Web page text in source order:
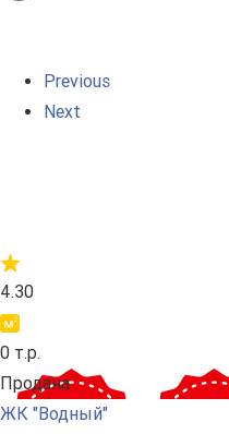
Previous
Next
4.30
0 т.р.
Продана
ЖК "Водный"